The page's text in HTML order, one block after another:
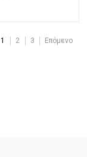
1 2 3 Επόμενο